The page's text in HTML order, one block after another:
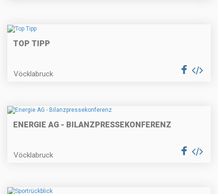
TOP TIPP
Vöcklabruck
ENERGIE AG - BILANZPRESSEKONFERENZ
Vöcklabruck